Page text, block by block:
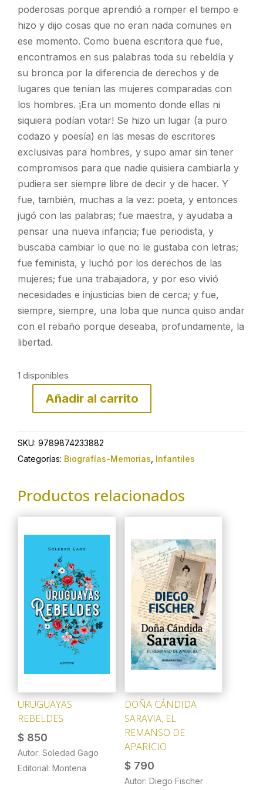
poderosas porque aprendió a romper el tiempo e
hizo y dijo cosas que no eran nada comunes en
ese momento. Como buena escritora que fue,
encontramos en sus palabras toda su rebeldía y
su bronca por la diferencia de derechos y de
lugares que tenían las mujeres comparadas con
los hombres. ¡Era un momento donde ellas ni
siquiera podían votar! Se hizo un lugar (a puro
codazo y poesía) en las mesas de escritores
exclusivas para hombres, y supo amar sin tener
compromisos para que nadie quisiera cambiarla y
pudiera ser siempre libre de decir y de hacer. Y
fue, también, muchas a la vez: poeta, y entonces
jugó con las palabras; fue maestra, y ayudaba a
pensar una nueva infancia; fue periodista, y
buscaba cambiar lo que no le gustaba con letras;
fue feminista, y luchó por los derechos de las
mujeres; fue una trabajadora, y por eso vivió
necesidades e injusticias bien de cerca; y fue,
siempre, siempre, una loba que nunca quiso andar
con el rebaño porque deseaba, profundamente, la
libertad.
1 disponibles
Colección
Alfonsina
Storni
Añadir al carrito
SKU: 9789874233882
Categorías: Biografías-Memorias Infantiles
Productos relacionados
URUGUAYAS
REBELDES
$ 850
Autor: Soledad Gago
Editorial: Montena
DOÑA CÁNDIDA
SARAVIA, EL
REMANSO DE
APARICIO
$790
Autor: Diego Fischer